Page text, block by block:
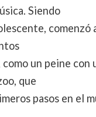
Siendo
comenzó
como un peine con
que
pasos en el